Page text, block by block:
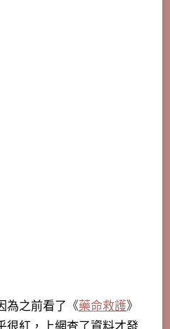
為之前看了 《藥命救護》